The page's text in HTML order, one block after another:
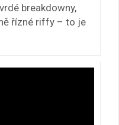
breakdowny,
řízné riffy – to je